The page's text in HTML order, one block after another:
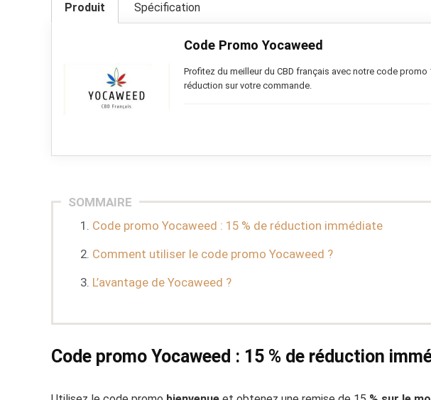
Produit Spécification
Code Promo Yocaweed
Profitez du meilleur du CBD français avec notre code promo
réduction sur votre commande.
SOMMAIRE
Code promo Yocaweed : 15 % de réduction immédiate
Comment utiliser le code promo Yocaweed ?
L’avantage de Yocaweed ?
Code promo Yocaweed : 15 % de réduction